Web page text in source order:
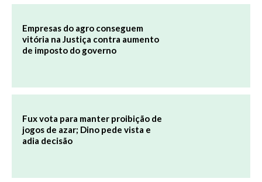
Empresas do agro conseguem
vitória na Justiça contra aumento
de imposto do governo
Fux vota para manter proibição de
jogos de azar; Dino pede vista e
adia decisão